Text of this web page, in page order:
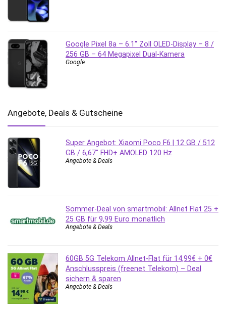
Google Pixel 8a – 6.1″ Zoll OLED-Display – 8 /
256 GB – 64 Megapixel Dual-Kamera
Google
Angebote, Deals & Gutscheine
Super Angebot: Xiaomi Poco F6 | 12 GB / 512
GB / 6,67″ FHD+ AMOLED 120 Hz
Angebote & Deals
Sommer-Deal von smartmobil: Allnet Flat 25 +
25 GB für 9,99 Euro monatlich
Angebote & Deals
60GB 5G Telekom Allnet-Flat für 14,99€ + 0€
Anschlusspreis (freenet Telekom) – Deal
sichern & sparen
Angebote & Deals